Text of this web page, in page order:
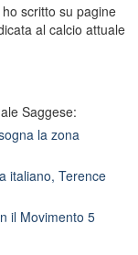
scritto su pagine
al calcio attuale
Saggese:
la zona
italiano, Terence
il Movimento 5